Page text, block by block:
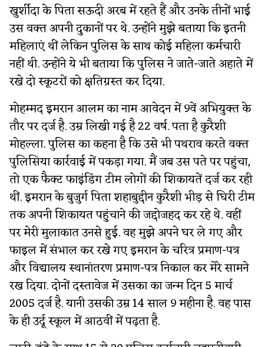
खुर्शीदा के पिता सऊदी अरब में रहते हैं और उनके तीनों भाई
उस वक्त अपनी दुकानों पर थे. उन्होंने मुझे बताया कि इतनी
महिलाएं थीं लेकिन पुलिस के साथ कोई महिला कर्मचारी
नहीं थी. उन्होंने ये भी बताया कि पुलिस ने जाते-जाते अहाते में
रखे दो स्कूटरों को क्षतिग्रस्त कर दिया.
मोहम्मद इमरान आलम का नाम आवेदन में 9वें अभियुक्त के
तौर पर दर्ज है. उम्र लिखी गई है 22 वर्ष. पता है कुरैशी
मोहल्ला. पुलिस का कहना है कि उसे भी पथराव करते वक्त
पुलिसिया कार्रवाई में पकड़ा गया. मैं जब उस पते पर पहुंचा,
तो एक फैक्ट फाइंडिंग टीम लोगों की शिकायतें दर्ज कर रही
थीं. इमरान के बुजुर्ग पिता शहाबुद्दीन कुरैशी भीड़ से घिरी टीम
तक अपनी शिकायत पहुंचाने की जद्दोजहद कर रहे थे. वहीं
पर मेरी मुलाकात उनसे हुई. वह मुझे अपने घर ले गए और
फाइल में संभाल कर रखे गए इमरान के चरित्र प्रमाण-पत्र
और विद्यालय स्थानांतरण प्रमाण-पत्र निकाल कर मेरे सामने
रख दिया. दोनों दस्तावेज में उसका का जन्म दिन 5 मार्च
2005 दर्ज है. यानी उसकी उम्र 14 साल 9 महीना है. वह पास
के ही उर्दू स्कूल में आठवीं में पढ़ता है.